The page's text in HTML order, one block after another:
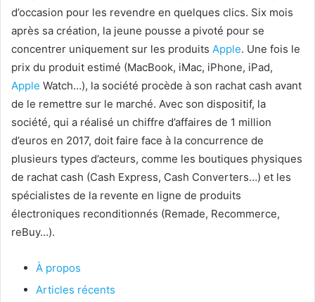
d’occasion pour les revendre en quelques clics. Six mois
après sa création, la jeune pousse a pivoté pour se
concentrer uniquement sur les produits Apple. Une fois le
prix du produit estimé (MacBook, iMac, iPhone, iPad,
Apple Watch…), la société procède à son rachat cash avant
de le remettre sur le marché. Avec son dispositif, la
société, qui a réalisé un chiffre d’affaires de 1 million
d’euros en 2017, doit faire face à la concurrence de
plusieurs types d’acteurs, comme les boutiques physiques
de rachat cash (Cash Express, Cash Converters…) et les
spécialistes de la revente en ligne de produits
électroniques reconditionnés (Remade, Recommerce,
reBuy…).
À propos
Articles récents